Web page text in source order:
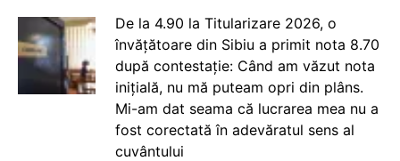
De la 4.90 la Titularizare 2026, o
învățătoare din Sibiu a primit nota 8.70
după contestație: Când am văzut nota
inițială, nu mă puteam opri din plâns.
Mi-am dat seama că lucrarea mea nu a
fost corectată în adevăratul sens al
cuvântului